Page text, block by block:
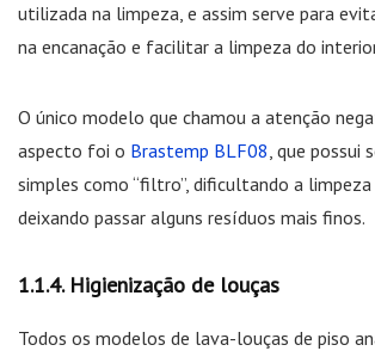
utilizada na limpeza, e assim serve para
na encanação e facilitar a limpeza do
O único modelo que chamou a atenção
aspecto foi o Brastemp BLF08, que possui
simples como “filtro”, dificultando a
deixando passar alguns resíduos mais finos.
Higienização de louças
Todos os modelos de lava-louças de piso